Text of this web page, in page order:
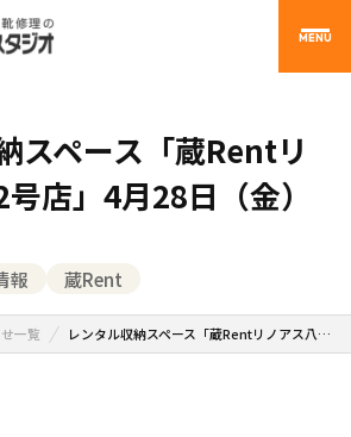
MENU
スペース「蔵Rentリ
店」4月28日（金）
報 蔵Rent
一覧 レンタル収納スペース「蔵Rentリノアス八…